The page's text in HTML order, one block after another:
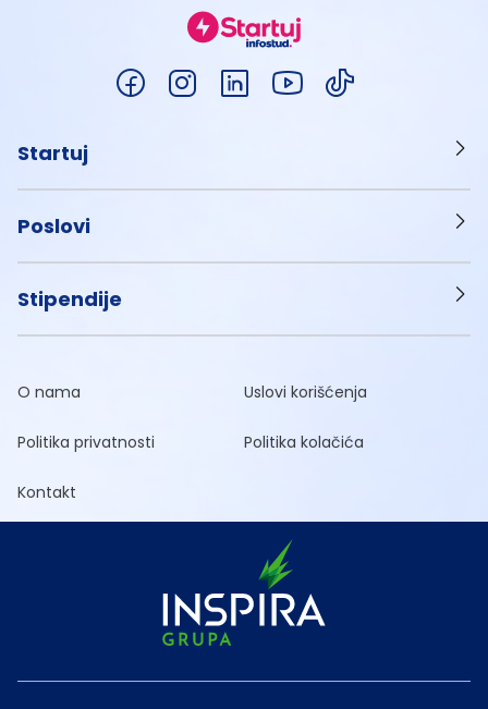
Startuj
Poslovi
Stipendije
O nama Uslovi korišćenja
Politika privatnosti Politika kolačića
Kontakt